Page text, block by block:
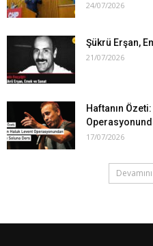
24/07/2026
Şükrü Erşan,
21/07/2026
Haftanın
17/07/2026